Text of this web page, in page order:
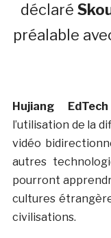
déclaré
préalable
Hujiang EdTech
l’utilisation de la
vidéo
autres
pourront
cultures
civilisations.